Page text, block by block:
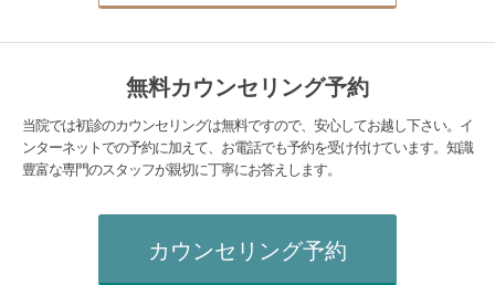
無料カウンセリング予約
当院では初診のカウンセリングは無料ですので、安心してお越し下さい。イ
ンターネットでの予約に加えて、お電話でも予約を受け付けています。知識
豊富な専門のスタッフが親切に丁寧にお答えします。
カウンセリング予約